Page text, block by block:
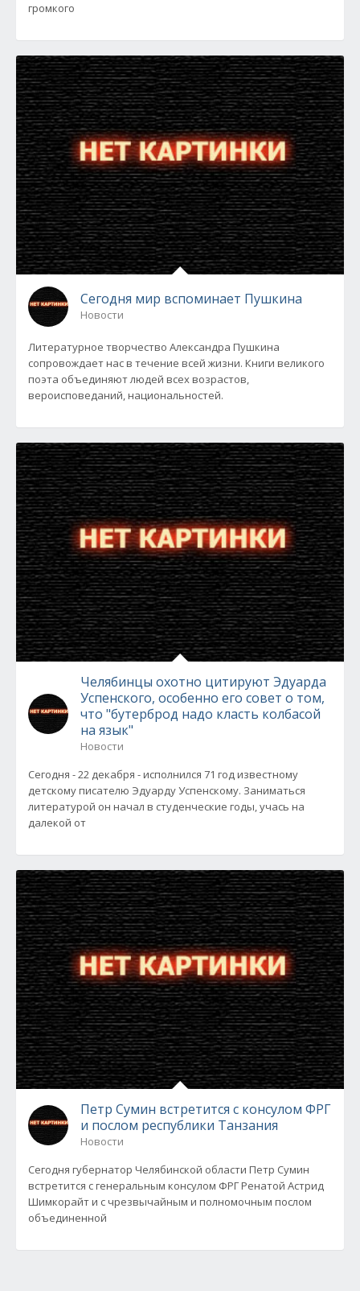
громкого
Сегодня мир вспоминает Пушкина
Новости
Литературное творчество Александра Пушкина
сопровождает нас в течение всей жизни. Книги великого
поэта объединяют людей всех возрастов,
вероисповеданий, национальностей.
Челябинцы охотно цитируют Эдуарда
Успенского, особенно его совет о том,
что "бутерброд надо класть колбасой
на язык"
Новости
Сегодня - 22 декабря - исполнился 71 год известному
детскому писателю Эдуарду Успенскому. Заниматься
литературой он начал в студенческие годы, учась на
далекой от
Петр Сумин встретится с консулом ФРГ
и послом республики Танзания
Новости
Сегодня губернатор Челябинской области Петр Сумин
встретится с генеральным консулом ФРГ Ренатой Астрид
Шимкорайт и с чрезвычайным и полномочным послом
объединенной